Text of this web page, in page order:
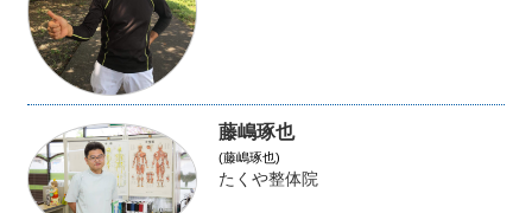
藤嶋琢也
(藤嶋琢也)
たくや整体院